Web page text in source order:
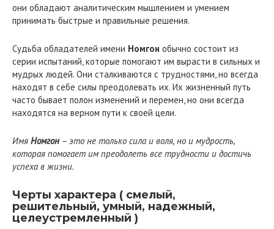
они обладают аналитическим мышлением и умением
принимать быстрые и правильные решения.
Судьба обладателей имени Номгон обычно состоит из
серии испытаний, которые помогают им вырасти в сильных и
мудрых людей. Они сталкиваются с трудностями, но всегда
находят в себе силы преодолевать их. Их жизненный путь
часто бывает полон изменений и перемен, но они всегда
находятся на верном пути к своей цели.
Имя Номгон– это не только сила и воля, но и мудрость,
которая помогает им преодолеть все трудности и достичь
успеха в жизни.
Черты характера ( смелый,
решительный, умный, надежный,
целеустремленный )